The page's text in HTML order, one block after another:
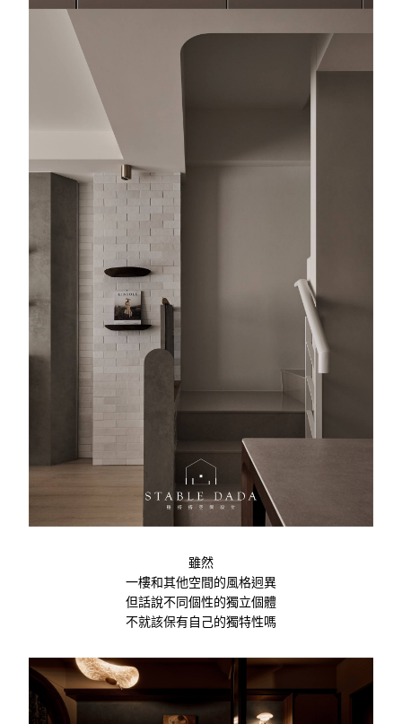
雖然
一樓和其他空間的風格迥異
但話說不同個性的獨立個體
不就該保有自己的獨特性嗎